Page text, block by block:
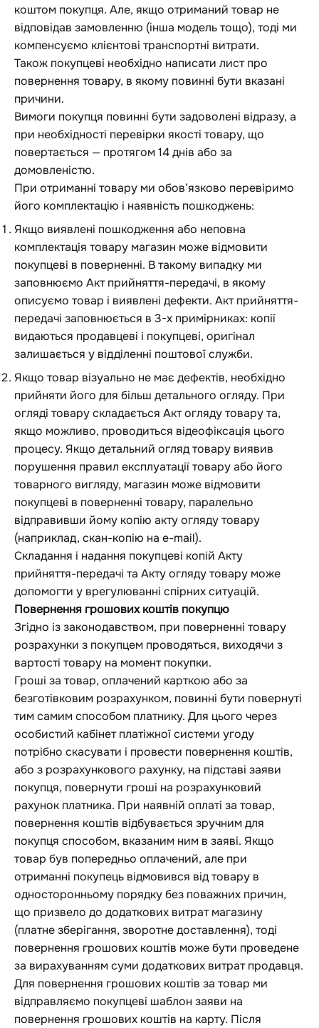
коштом покупця. Але, якщо отриманий товар не
відповідав замовленню (інша модель тощо), тоді ми
компенсуємо клієнтові транспортні витрати.
Також покупцеві необхідно написати лист про
повернення товару, в якому повинні бути вказані
причини.
Вимоги покупця повинні бути задоволені відразу, а
при необхідності перевірки якості товару, що
повертається — протягом 14 днів або за
домовленістю.
При отриманні товару ми обов’язково перевіримо
його комплектацію і наявність пошкоджень:
Якщо виявлені пошкодження або неповна
комплектація товару магазин може відмовити
покупцеві в поверненні. В такому випадку ми
заповнюємо Акт прийняття-передачі, в якому
описуємо товар і виявлені дефекти. Акт прийняття-
передачі заповнюється в 3-х примірниках: копії
видаються продавцеві і покупцеві, оригінал
залишається у відділенні поштової служби.
Якщо товар візуально не має дефектів, необхідно
прийняти його для більш детального огляду. При
огляді товару складається Акт огляду товару та,
якщо можливо, проводиться відеофіксація цього
процесу. Якщо детальний огляд товару виявив
порушення правил експлуатації товару або його
товарного вигляду, магазин може відмовити
покупцеві в поверненні товару, паралельно
відправивши йому копію акту огляду товару
(наприклад, скан-копію на e-mail).
Складання і надання покупцеві копій Акту
прийняття-передачі та Акту огляду товару може
допомогти у врегулюванні спірних ситуацій.
Повернення грошових коштів покупцю
Згідно із законодавством, при поверненні товару
розрахунки з покупцем проводяться, виходячи з
вартості товару на момент покупки.
Гроші за товар, оплачений карткою або за
безготівковим розрахунком, повинні бути повернуті
тим самим способом платнику. Для цього через
особистий кабінет платіжної системи угоду
потрібно скасувати і провести повернення коштів,
або з розрахункового рахунку, на підставі заяви
покупця, повернути гроші на розрахунковий
рахунок платника. При наявній оплаті за товар,
повернення коштів відбувається зручним для
покупця способом, вказаним ним в заяві. Якщо
товар був попередньо оплачений, але при
отриманні покупець відмовився від товару в
односторонньому порядку без поважних причин,
що призвело до додаткових витрат магазину
(платне зберігання, зворотне доставлення), тоді
повернення грошових коштів може бути проведене
за вирахуванням суми додаткових витрат продавця.
Для повернення грошових коштів за товар ми
відправляємо покупцеві шаблон заяви на
повернення грошових коштів на карту. Після